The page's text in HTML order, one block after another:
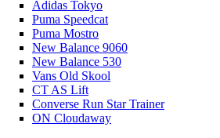
Adidas Tokyo
Puma Speedcat
Puma Mostro
New Balance 9060
New Balance 530
Vans Old Skool
CT AS Lift
Converse Run Star Trainer
ON Cloudaway